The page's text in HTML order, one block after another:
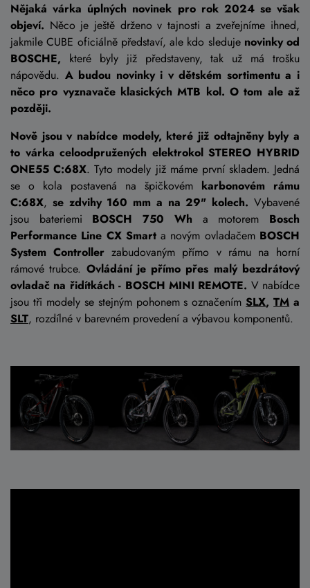
Nějaká várka úplných novinek pro rok 2024 se však
objeví. Něco je ještě drženo v tajnosti a zveřejníme ihned,
jakmile CUBE oficiálně představí, ale kdo sleduje novinky od
BOSCHE, které byly již představeny, tak už má trošku
nápovědu. A budou novinky i v dětském sortimentu a i
něco pro vyznavače klasických MTB kol. O tom ale až
později.
Nově jsou v nabídce modely, které již odtajněny byly a
to várka celoodpružených elektrokol STEREO HYBRID
ONE55 C:68X. Tyto modely již máme první skladem. Jedná
se o kola postavená na špičkovém karbonovém rámu
C:68X, se zdvihy 160 mm a na 29" kolech.Vybavené
jsou bateriemi BOSCH 750 Wh a motorem Bosch
Performance Line CX Smarta novým ovladačem BOSCH
System Controller zabudovaným přímo v rámu na horní
rámové trubce. Ovládání je přímo přes malý bezdrátový
ovladač na řidítkách - BOSCH MINI REMOTE. V nabídce
jsou tři modely se stejným pohonem s označenímSLX,TM a
SLT, rozdílné v barevném provedení a výbavou komponentů.